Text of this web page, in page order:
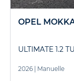
OPEL
ULTIMATE 1.2
2026 Manuelle